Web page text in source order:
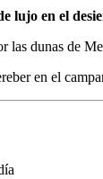
lujo en el
las dunas de
en el